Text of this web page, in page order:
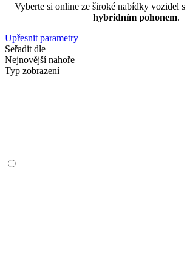
Vyberte si online ze široké nabídky vozidel s
hybridním pohonem.
Upřesnit parametry
Seřadit dle
Nejnovější nahoře
Typ zobrazení